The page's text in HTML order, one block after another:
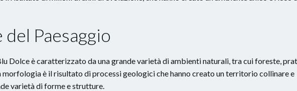
Paesaggio
Dolce è caratterizzato da una grande varietà di ambienti naturali, tra cui foreste,
morfologia è il risultato di processi geologici che hanno creato un territorio collinare e
varietà di forme e strutture.